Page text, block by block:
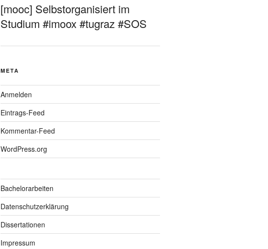
[mooc] Selbstorganisiert im
Studium #imoox #tugraz #SOS
META
Anmelden
Eintrags-Feed
Kommentar-Feed
WordPress.org
Bachelorarbeiten
Datenschutzerklärung
Dissertationen
Impressum